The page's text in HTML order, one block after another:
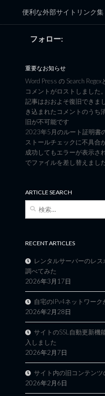
コンテンツへスキップ
便利な外部サイトリンク集
黒翼猫
フォロー:
重要なお知らせ
Word Press の Search
コメントがロストしました。
記事はおおよそ復旧できま
き込まれたコメントのうち
旧が不可能です
2023年5月のルート証明書
ストールチェックに不具合
成功してもエラーが表示さ
でファイルを差し替えまし
ARTICLE SEARCH
RECENT ARTICLES
レンタルサーバーのレ
調べてみた
2026年3月17日
自宅のIPv4ネットワー
2026年2月28日
サイトのSSL自動更新機
入しました
2026年2月7日
サイト内の旧コンテン
2026年2月6日